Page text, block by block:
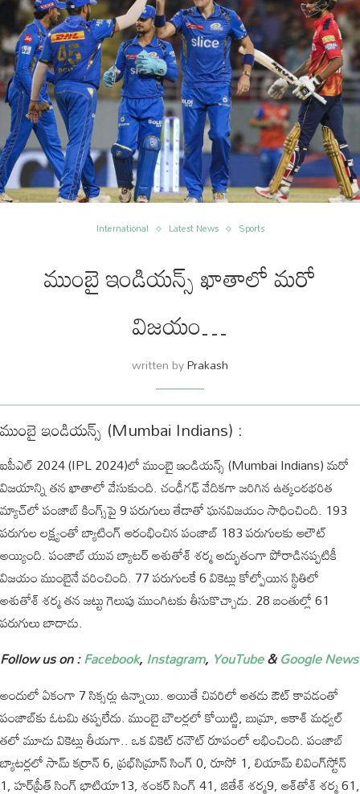
International Latest News Sports
ముంబై ఇండియన్స్ ఖాతాలో మరో
విజయం…
written byPrakash
ముంబై ఇండియన్స్ (Mumbai Indians) :
ఐపీఎల్ 2024 (IPL 2024)లో ముంబై ఇండియన్స్ (Mumbai Indians) మరో
విజయాన్ని తన ఖాతాలో వేసుకుంది. చంఢీగఢ్ వేదికగా జరిగిన ఉత్కంఠభరిత
మ్యాచ్‌లో పంజాబ్ కింగ్స్‌పై 9 పరుగులు తేడాతో ఘనవిజయం సాధించింది. 193
పరుగుల లక్ష్యంతో బ్యాటింగ్ ఆరంభించిన పంజాబ్ 183 పరుగులకు ఆలౌట్
అయ్యింది. పంజాబ్ యువ బ్యాటర్ అశుతోశ్ శర్మ అద్భుతంగా పోరాడినప్పటికీ
విజయం ముంబైనే వరించింది. 77 పరుగులకే 6 వికెట్లు కోల్పోయిన స్థితిలో
అశుతోశ్ శర్మ తన జట్టు గెలుపు ముంగిటకు తీసుకొచ్చాడు. 28 బంతుల్లో 61
పరుగులు బాదాడు.
Follow us on :Facebook, Instagram, YouTube&Google News
అందులో ఏకంగా 7 సిక్సర్లు ఉన్నాయి. అయితే చివరిలో అతడు ఔట్ కావడంతో
పంజాబ్‌కు ఓటమి తప్పలేదు. ముంబై బౌలర్లలో కోయిట్జి, బుమ్రా, ఆకాశ్ మధ్వల్
తలో మూడు వికెట్లు తీయగా.. ఒక వికెట్ రనౌట్ రూపంలో లభించింది. పంజాబ్
బ్యాటర్లలో సామ్ కర్రాన్ 6, ప్రభ్‌సిమ్రాన్ సింగ్ 0, రూసో 1, లియామ్ లివింగ్‌స్టోన్
1, హర్‌ప్రీత్ సింగ్ భాటియా13, శంకర్ సింగ్ 41, జితేశ్ శర్మ9, ఆశ్‌తోశ్ శర్మ 61,